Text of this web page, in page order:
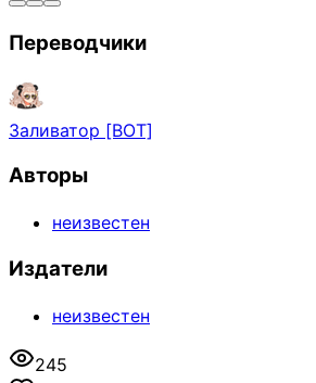
Переводчики
Заливатор [BOT]
Авторы
неизвестен
Издатели
неизвестен
245